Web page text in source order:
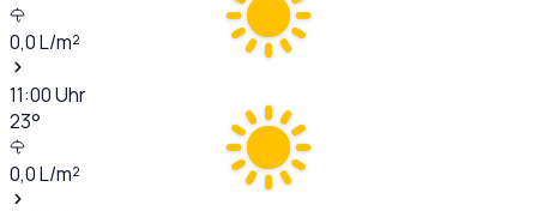
0,0L/m²
11:00Uhr
23°
0,0L/m²